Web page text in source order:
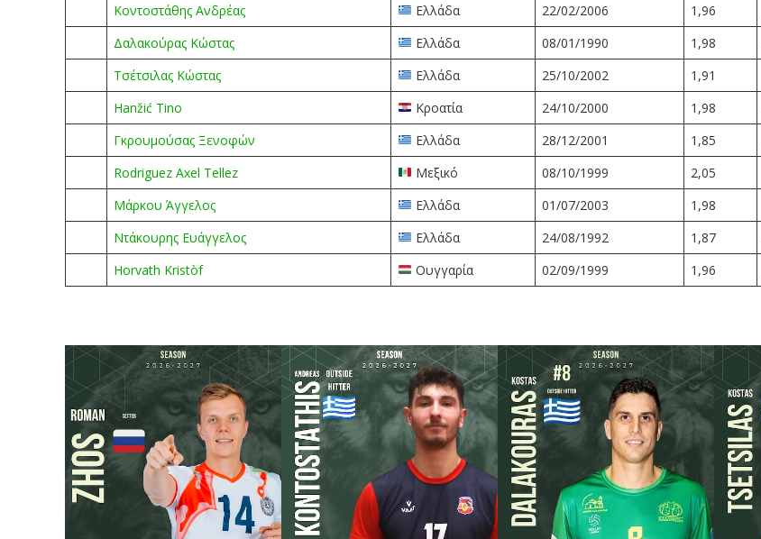
Κοντοστάθης Ανδρέας
Ελλάδα 22/02/2006 1,96
Δαλακούρας Κώστας
Ελλάδα 08/01/1990 1,98
Τσέτσιλας Κώστας
Ελλάδα 25/10/2002 1,91
Hanžić Tino
Κροατία 24/10/2000 1,98
Γκρουμούσας Ξενοφών
Ελλάδα 28/12/2001 1,85
Rodriguez Axel Tellez
Μεξικό 08/10/1999 2,05
Μάρκου Άγγελος
Ελλάδα 01/07/2003 1,98
Ντάκουρης Ευάγγελος
Ελλάδα 24/08/1992 1,87
Horvath Kristòf
Ουγγαρία 02/09/1999 1,96